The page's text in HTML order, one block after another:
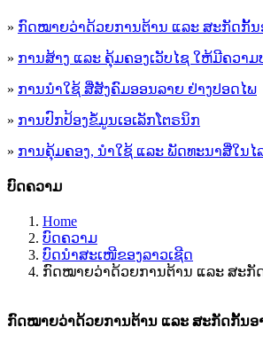
» ກົດໝາຍວ່າດ້ວຍການຕ້ານ ແລະ ສະກັດກັ້ນ
» ການສ້າງ ແລະ ຄຸ້ມຄອງເວັບໄຊ ໃຫ້ມີຄວາມ
» ການນຳໃຊ້ ສື່ສັງຄົມອອນລາຍ ຢ່າງປອດໄພ
» ການ​ປົກ​ປ້ອງ​ຂໍ້​ມູນ​ເອ​ເລັກ​ໂຕ​ຣ​ນິກ
» ການຄຸ້ມຄອງ, ນໍາໃຊ້ ແລະ ພັດທະນາສື່ໃນ
ບົດຄວາມ
Home
ບົດຄວາມ
ບົດນຳສະເໜີຂອງລາວເຊີດ
ກົດໝາຍວ່າດ້ວຍການຕ້ານ ແລະ ສະກັ
ກົດໝາຍວ່າດ້ວຍການຕ້ານ ແລະ ສະກັດກັ້ນອ